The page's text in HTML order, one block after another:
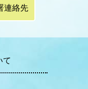
連絡先
て